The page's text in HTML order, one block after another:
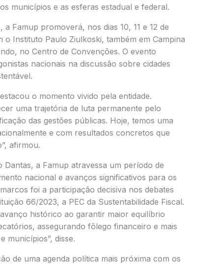
municípios e as esferas estadual e federal.
Famup promoverá, nos dias 10, 11 e 12 de
Instituto Paulo Ziulkoski, também em Campina
no Centro de Convenções. O evento
nacionais na discussão sobre cidades
o momento vivido pela entidade.
uma trajetória de luta permanente pelo
das gestões públicas. Hoje, temos uma
e com resultados concretos que
afirmou.
a Famup atravessa um período de
nacional e avanços significativos para os
foi a participação decisiva nos debates
66/2023, a PEC da Sustentabilidade Fiscal.
histórico ao garantir maior equilíbrio
assegurando fôlego financeiro e mais
municípios”, disse.
de uma agenda política mais próxima com os